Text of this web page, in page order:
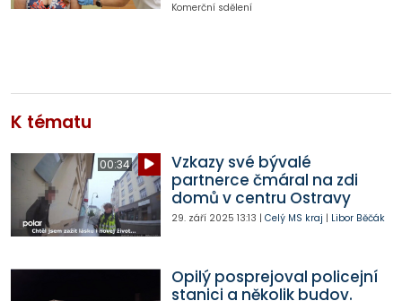
Komerční sdělení
K tématu
00:34
Vzkazy své bývalé
partnerce čmáral na zdi
domů v centru Ostravy
29. září 2025 13:13 | Celý MS kraj | Libor Běčák
Opilý posprejoval policejní
stanici a několik budov.